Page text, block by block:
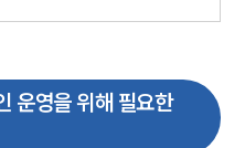
운영을 위해 필요한